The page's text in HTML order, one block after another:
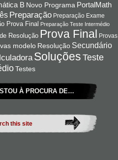
B Novo Programa PortalMath
Preparação Preparação Exame
Prova Final Preparação Teste Intermédio
Resolução Prova Final Provas
modelo Resolução Secundário
Soluções Teste
Testes
À PROCURA DE…